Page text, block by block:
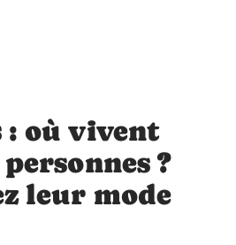
: où vivent
?
leur mode